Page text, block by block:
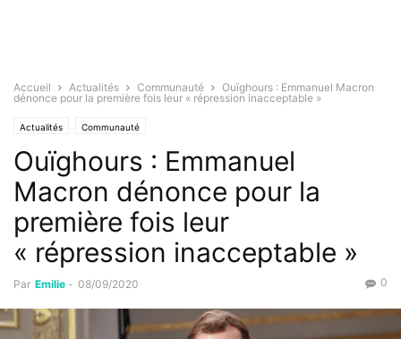
Accueil Actualités Communauté
Ouïghours : Emmanuel Macron
dénonce pour la première fois leur « répression inacceptable »
Actualités Communauté
Ouïghours : Emmanuel
Macron dénonce pour la
première fois leur
« répression inacceptable »
Par Emilie - 08/09/2020 0